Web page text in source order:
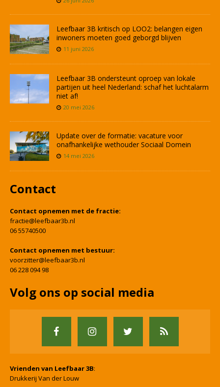
Leefbaar 3B kritisch op LOO2: belangen eigen
inwoners moeten goed geborgd blijven
11 juni 2026
Leefbaar 3B ondersteunt oproep van lokale
partijen uit heel Nederland: schaf het luchtalarm
niet af!
20 mei 2026
Update over de formatie: vacature voor
onafhankelijke wethouder Sociaal Domein
14 mei 2026
Contact
Contact opnemen met de fractie:
fractie@leefbaar3b.nl
06 55740500
Contact opnemen met bestuur:
voorzitter@leefbaar3b.nl
06 228 094 98
Volg ons op social media
Vrienden van Leefbaar 3B:
Drukkerij Van der Louw